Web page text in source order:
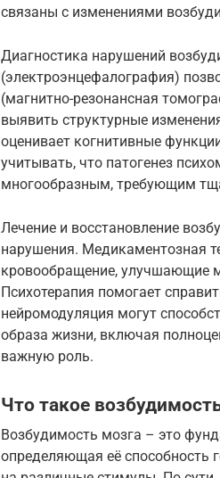
связаны с изменениями
Диагностика нарушений
(электроэнцефалография)
(магнитно-резонансная
выявить структурные
оценивает когнитивные
учитывать, что патогенез
многообразным, требующим
Лечение и восстановление
нарушения. Медикаментозная
кровообращение, улучшающие
Психотерапия помогает
нейромодуляция могут
образа жизни, включая
важную роль.
Что такое
Возбудимость мозга – это
определяющая её способность